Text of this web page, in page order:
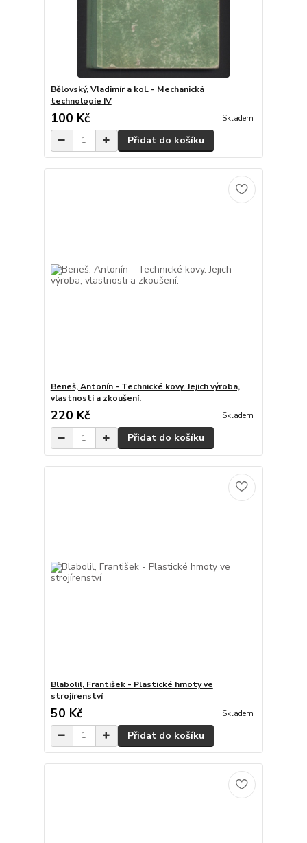
Bělovský, Vladimír a kol. - Mechanická
technologie IV
100 Kč Skladem
Přidat do košíku
Beneš, Antonín - Technické kovy. Jejich výroba,
vlastnosti a zkoušení.
220 Kč Skladem
Přidat do košíku
Blabolil, František - Plastické hmoty ve
strojírenství
50 Kč Skladem
Přidat do košíku